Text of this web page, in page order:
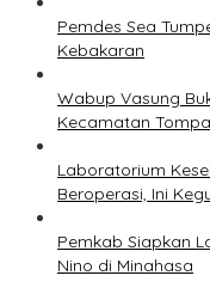
Pemdes Sea
Kebakaran
Wabup Vasung
Kecamatan
Laboratorium
Beroperasi, Ini
Pemkab Siapkan
Nino di Minahasa